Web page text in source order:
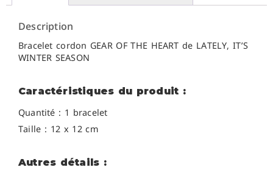
Description
Bracelet cordon GEAR OF THE HEART de LATELY, IT’S
WINTER SEASON
Caractéristiques du produit :
Quantité : 1 bracelet
Taille : 12 x 12 cm
Autres détails :